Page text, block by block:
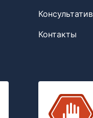
Контакты